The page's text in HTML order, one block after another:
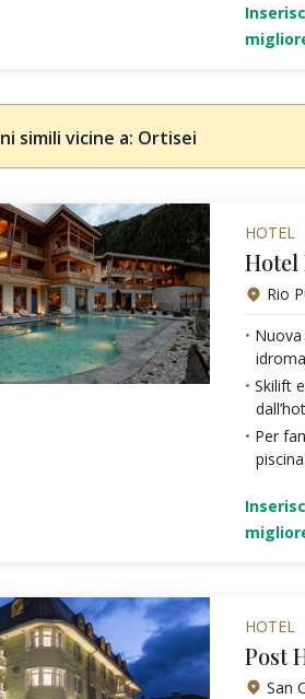
simili vicine a: Ortisei
HOTEL
Hotel
Rio
Skilift
Per
piscina
HOTEL
Post
San